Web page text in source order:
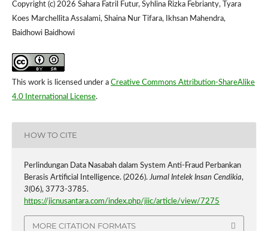
Copyright (c) 2026 Sahara Fatril Futur, Syhlina Rizka Febrianty, Tyara
Koes Marchellita Assalami, Shaina Nur Tifara, Ikhsan Mahendra,
Baidhowi Baidhowi
This work is licensed under a Creative Commons Attribution-ShareAlike
4.0 International License.
HOW TO CITE
Perlindungan Data Nasabah dalam System Anti-Fraud Perbankan
Berasis Artificial Intelligence. (2026). Jurnal Intelek Insan Cendikia,
3(06), 3773-3785.
https://jicnusantara.com/index.php/jiic/article/view/7275
MORE CITATION FORMATS